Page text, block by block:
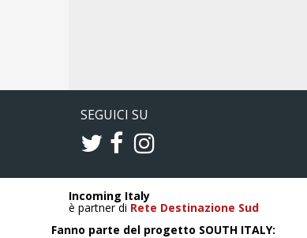
SEGUICI SU
Incoming Italy
è partner di Rete Destinazione Sud
Fanno parte del progetto SOUTH ITALY: